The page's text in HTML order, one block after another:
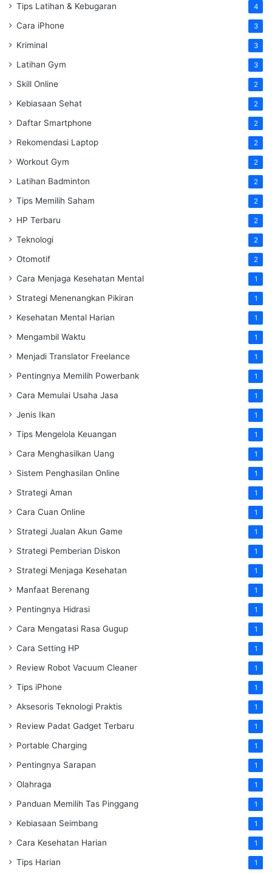
Tips Latihan & Kebugaran 4
Cara iPhone 3
Kriminal 3
Latihan Gym 3
Skill Online 2
Kebiasaan Sehat 2
Daftar Smartphone 2
Rekomendasi Laptop 2
Workout Gym 2
Latihan Badminton 2
Tips Memilih Saham 2
HP Terbaru 2
Teknologi 2
Otomotif 2
Cara Menjaga Kesehatan Mental 1
Strategi Menenangkan Pikiran 1
Kesehatan Mental Harian 1
Mengambil Waktu 1
Menjadi Translator Freelance 1
Pentingnya Memilih Powerbank 1
Cara Memulai Usaha Jasa 1
Jenis Ikan 1
Tips Mengelola Keuangan 1
Cara Menghasilkan Uang 1
Sistem Penghasilan Online 1
Strategi Aman 1
Cara Cuan Online 1
Strategi Jualan Akun Game 1
Strategi Pemberian Diskon 1
Strategi Menjaga Kesehatan 1
Manfaat Berenang 1
Pentingnya Hidrasi 1
Cara Mengatasi Rasa Gugup 1
Cara Setting HP 1
Review Robot Vacuum Cleaner 1
Tips iPhone 1
Aksesoris Teknologi Praktis 1
Review Padat Gadget Terbaru 1
Portable Charging 1
Pentingnya Sarapan 1
Olahraga 1
Panduan Memilih Tas Pinggang 1
Kebiasaan Seimbang 1
Cara Kesehatan Harian 1
Tips Harian 1